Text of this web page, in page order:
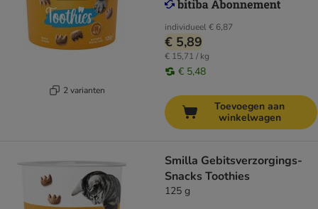
2 varianten
individueel€ 6,87
€ 5,89
€ 15,71 / kg
€ 5,48
Toevoegen aan
winkelwagen
Smilla Gebitsverzorgings-
Snacks Toothies
125 g